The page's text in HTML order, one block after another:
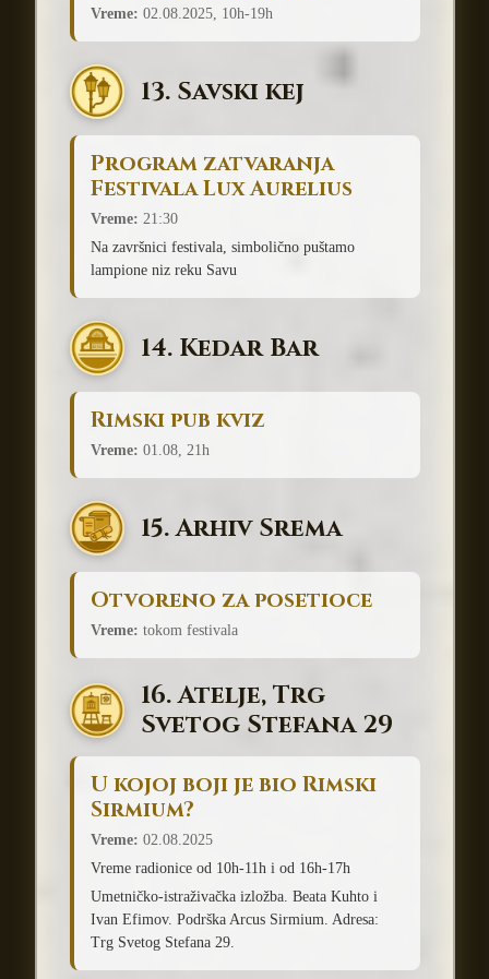
Vreme: 02.08.2025, 10h-19h
13. Savski kej
Program zatvaranja
Festivala Lux Aurelius
Vreme: 21:30
Na završnici festivala, simbolično puštamo
lampione niz reku Savu
14. Kedar Bar
Rimski pub kviz
Vreme: 01.08, 21h
15. Arhiv Srema
Otvoreno za posetioce
Vreme: tokom festivala
16. Atelje, Trg
Svetog Stefana 29
U kojoj boji je bio Rimski
Sirmium?
Vreme: 02.08.2025
Vreme radionice od 10h-11h i od 16h-17h
Umetničko-istraživačka izložba. Beata Kuhto i
Ivan Efimov. Podrška Arcus Sirmium. Adresa:
Trg Svetog Stefana 29.